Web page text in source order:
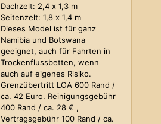
Dachzelt: 2,4 x 1,3 m
Seitenzelt: 1,8 x 1,4 m
Dieses Model ist für ganz
Namibia und Botswana
geeignet, auch für Fahrten in
Trockenflussbetten, wenn
auch auf eigenes Risiko.
Grenzübertritt LOA 600 Rand /
ca. 42 Euro. Reinigungsgebühr
400 Rand / ca. 28 € ,
Vertragsgebühr 100 Rand / ca.